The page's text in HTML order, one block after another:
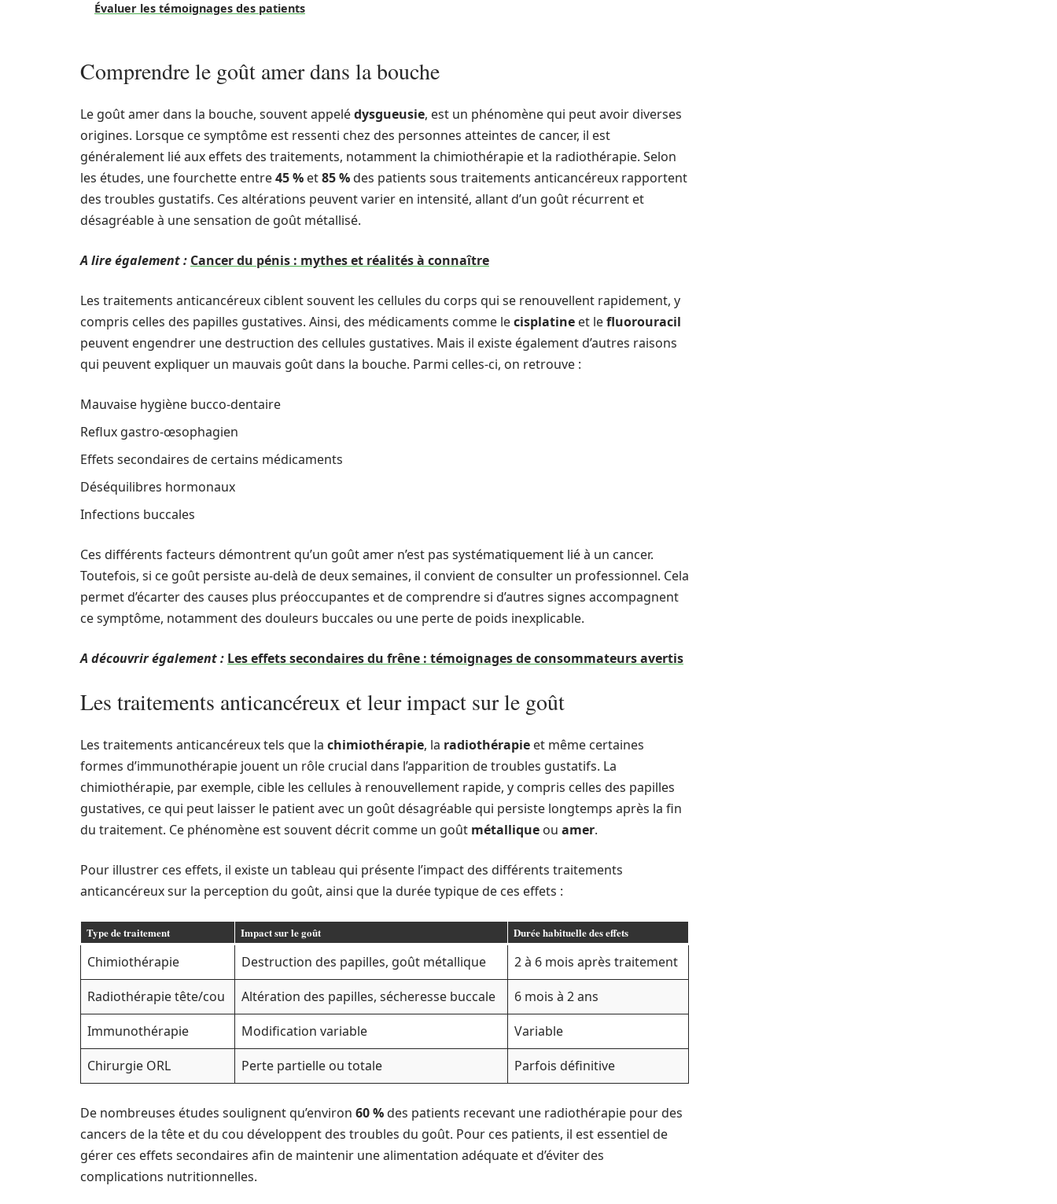
Évaluer les témoignages des patients
Comprendre le goût amer dans la bouche
Le goût amer dans la bouche, souvent appelédysgueusie, est un phénomène qui peut avoir diverses
origines. Lorsque ce symptôme est ressenti chez des personnes atteintes de cancer, il est
généralement lié aux effets des traitements, notamment la chimiothérapie et la radiothérapie. Selon
les études, une fourchette entre45 % et85 %des patients sous traitements anticancéreux rapportent
des troubles gustatifs. Ces altérations peuvent varier en intensité, allant d’un goût récurrent et
désagréable à une sensation de goût métallisé.
A lire également : Cancer du pénis : mythes et réalités à connaître
Les traitements anticancéreux ciblent souvent les cellules du corps qui se renouvellent rapidement, y
compris celles des papilles gustatives. Ainsi, des médicaments comme lecisplatine et lefluorouracil
peuvent engendrer une destruction des cellules gustatives. Mais il existe également d’autres raisons
qui peuvent expliquer un mauvais goût dans la bouche. Parmi celles-ci, on retrouve :
Mauvaise hygiène bucco-dentaire
Reflux gastro-œsophagien
Effets secondaires de certains médicaments
Déséquilibres hormonaux
Infections buccales
Ces différents facteurs démontrent qu’un goût amer n’est pas systématiquement lié à un cancer.
Toutefois, si ce goût persiste au-delà de deux semaines, il convient de consulter un professionnel. Cela
permet d’écarter des causes plus préoccupantes et de comprendre si d’autres signes accompagnent
ce symptôme, notamment des douleurs buccales ou une perte de poids inexplicable.
A découvrir également : Les effets secondaires du frêne : témoignages de consommateurs avertis
Les traitements anticancéreux et leur impact sur le goût
Les traitements anticancéreux tels que la chimiothérapie, la radiothérapie et même certaines
formes d’immunothérapie jouent un rôle crucial dans l’apparition de troubles gustatifs. La
chimiothérapie, par exemple, cible les cellules à renouvellement rapide, y compris celles des papilles
gustatives, ce qui peut laisser le patient avec un goût désagréable qui persiste longtemps après la fin
du traitement. Ce phénomène est souvent décrit comme un goût métallique ou amer.
Pour illustrer ces effets, il existe un tableau qui présente l’impact des différents traitements
anticancéreux sur la perception du goût, ainsi que la durée typique de ces effets :
Type de traitement Impact sur le goût Durée habituelle des effets
Chimiothérapie Destruction des papilles, goût métallique
2 à 6 mois après traitement
Radiothérapie tête/cou
Altération des papilles, sécheresse buccale
6 mois à 2 ans
Immunothérapie
Modification variable
Variable
Chirurgie ORL
Perte partielle ou totale Parfois définitive
De nombreuses études soulignent qu’environ 60 %des patients recevant une radiothérapie pour des
cancers de la tête et du cou développent des troubles du goût. Pour ces patients, il est essentiel de
gérer ces effets secondaires afin de maintenir une alimentation adéquate et d’éviter des
complications nutritionnelles.